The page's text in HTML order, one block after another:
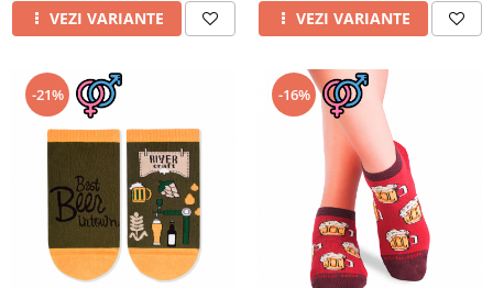
VEZI VARIANTE VEZI VARIANTE
-21% -16%